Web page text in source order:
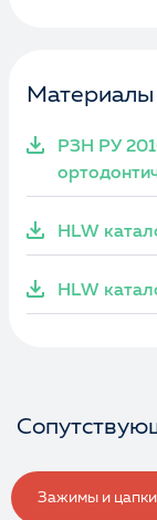
Материалы
РЗН РУ
HLW
HLW
Зажимы и цапки